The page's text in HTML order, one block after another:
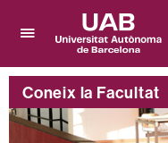
per
desplegar
el
menú
Universitat
Autònoma
de
Barcelona
Coneix la Facultat